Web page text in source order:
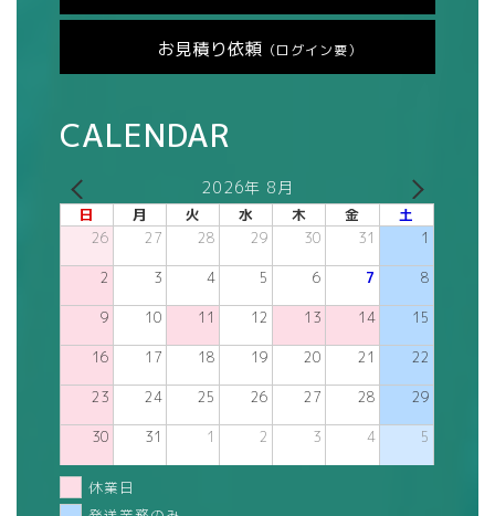
お見積り依頼 （ログイン要）
CALENDAR
2026年 8月
日 月 火 水 木 金 土
26 27 28 29 30 31 1
2 3 4 5 6 7 8
9 10 11 12 13 14 15
16 17 18 19 20 21 22
23 24 25 26 27 28 29
30 31 1 2 3 4 5
休業日